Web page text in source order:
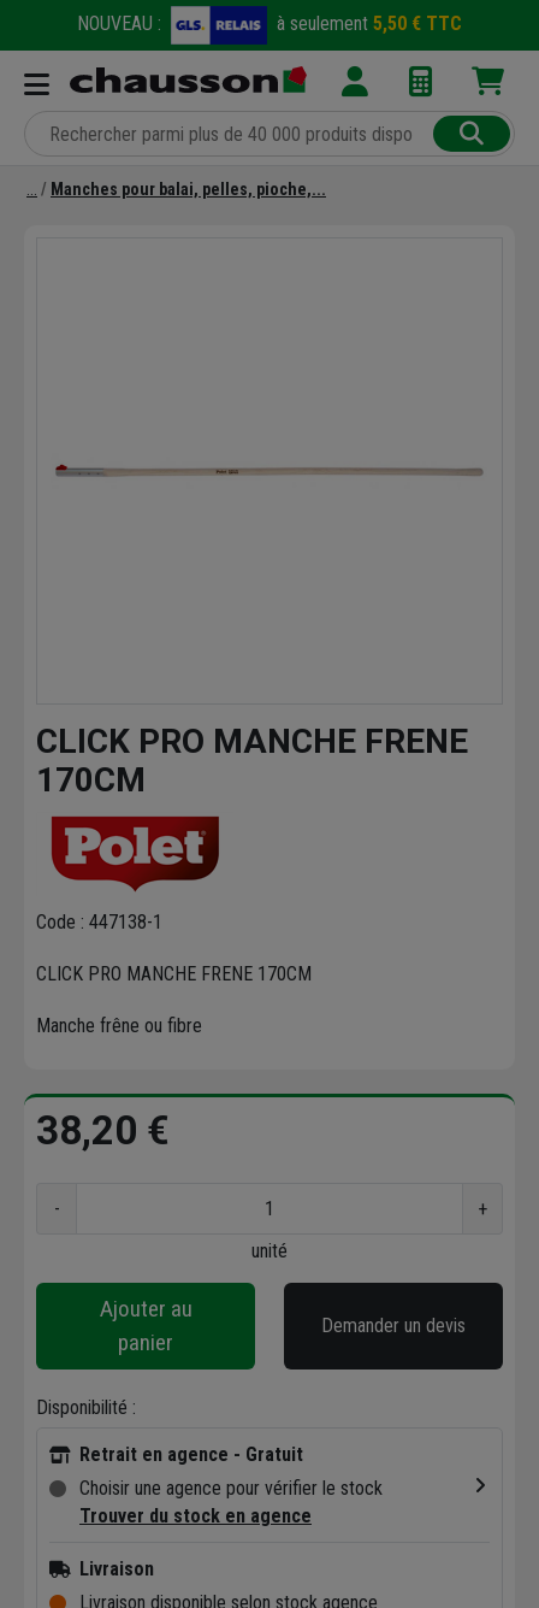
NOUVEAU : à seulement 5,50 € TTC
Manches pour balai, pelles, pioche,...
CLICK PRO MANCHE FRENE
170CM
Code : 447138-1
CLICK PRO MANCHE FRENE 170CM
Manche frêne ou fibre
38,20 €
-
+
unité
Ajouter au
panier
Demander un devis
Disponibilité :
Retrait en agence - Gratuit
Choisir une agence pour vérifier le stock
Trouver du stock en agence
Livraison
Livraison disponible selon stock agence